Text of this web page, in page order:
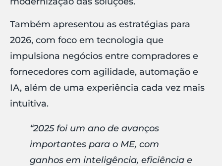
Também apresentou as estratégias para
2026, com foco em tecnologia que
impulsiona negócios entre compradores e
fornecedores com agilidade, automação e
IA, além de uma experiência cada vez mais
intuitiva.
“2025 foi um ano de avanços
importantes para o ME, com
ganhos em inteligência, eficiência e